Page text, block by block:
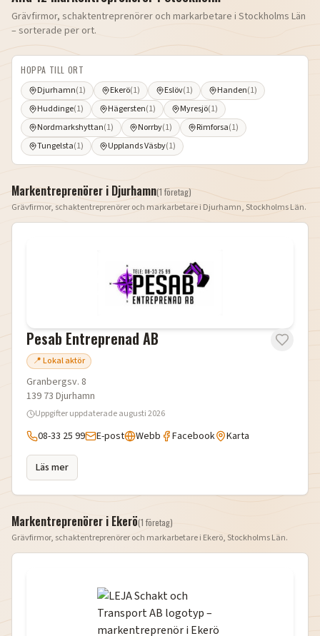
Grävfirmor, schaktentreprenörer och markarbetare i Stockholms Län
– sorterade per ort.
HOPPA TILL ORT
Djurhamn(1) Ekerö(1) Eslöv(1) Handen(1)
Huddinge(1) Hägersten(1) Myresjö(1)
Nordmarkshyttan(1) Norrby(1) Rimforsa(1)
Tungelsta(1) Upplands Väsby(1)
Markentreprenörer i Djurhamn(1företag)
Grävfirmor, schaktentreprenörer och markarbetare i Djurhamn, Stockholms Län.
Pesab Entreprenad AB
📍 Lokal aktör
Granbergsv. 8
139 73 Djurhamn
Uppgifter uppdateradeaugusti 2026
08-33 25 99 E-post Webb Facebook Karta
Läs mer
Markentreprenörer i Ekerö(1 företag)
Grävfirmor, schaktentreprenörer och markarbetare i Ekerö, Stockholms Län.